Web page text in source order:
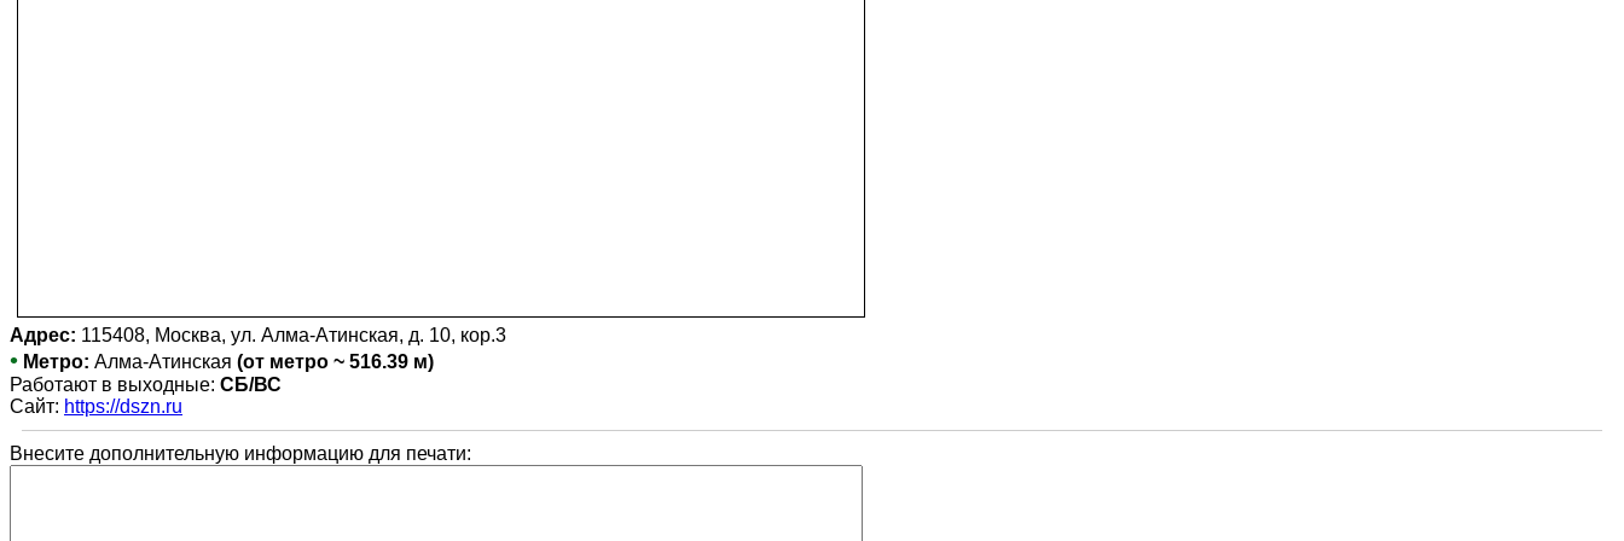
Адрес: 115408, Москва, ул. Алма-Атинская, д. 10, кор.3
• Метро: Алма-Атинская (от метро ~ 516.39 м)
Работают в выходные: СБ/ВС
Сайт: https://dszn.ru
Внесите дополнительную информацию для печати: